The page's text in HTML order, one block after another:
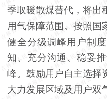
季取暖散煤替代，将出
用气保障范围。按照国
健全分级调峰用户制
知、充分沟通、稳妥
峰。鼓励用户自主选择
大力发展区域及用户双